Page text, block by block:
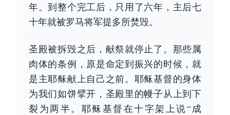
年。到整个完工后，只用了六年，主后七
十年就被罗马将军提多所焚毁。
圣殿被拆毁之后，献祭就停止了。那些属
肉体的条例，原是命定到振兴的时候，就
是主耶稣献上自己之前。耶稣基督的身体
为我们如饼擘开，圣殿里的幔子从上到下
裂为两半。耶稣基督在十字架上说“成